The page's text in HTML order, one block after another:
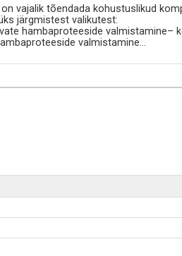
vajalik tõendada kohustuslikud
järgmistest valikutest:
hambaproteeside valmistamine–
valmistamine...